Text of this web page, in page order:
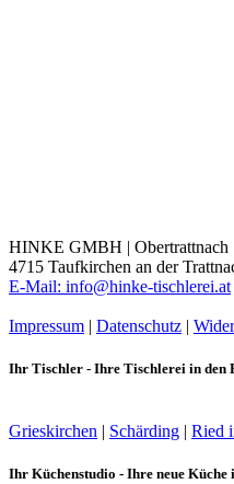
HINKE GMBH | Obertrattnach
4715 Taufkirchen an der
E-Mail: info@hinke-tischlerei.at
Impressum | Datenschutz |
Ihr Tischler - Ihre Tischlerei in den
Grieskirchen | Schärding | Ried
Ihr Küchenstudio - Ihre neue Küche